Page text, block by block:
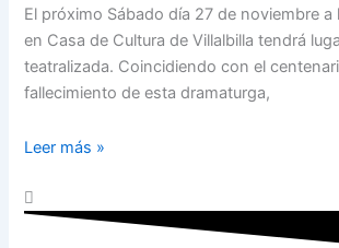
El próximo Sábado día 27 de noviembre a
en Casa de Cultura de Villalbilla tendrá
teatralizada. Coincidiendo con el
fallecimiento de esta dramaturga,
Leer más »